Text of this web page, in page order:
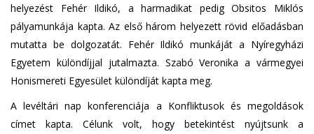
helyezést Fehér Ildikó, a harmadikat pedig Obsitos Miklós
pályamunkája kapta. Az első három helyezett rövid előadásban
mutatta be dolgozatát. Fehér Ildikó munkáját a Nyíregyházi
Egyetem különdíjjal jutalmazta. Szabó Veronika a vármegyei
Honismereti Egyesület különdíját kapta meg.
A levéltári nap konferenciája a Konfliktusok és megoldások
címet kapta. Célunk volt, hogy betekintést nyújtsunk a